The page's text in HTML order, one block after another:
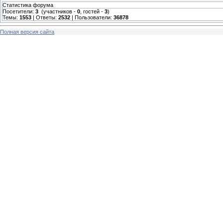
Статистика форума
Посетители: 3 (участников - 0 , гостей - 3)
Темы: 1553 | Ответы: 2532 | Пользователи: 36878
Полная версия сайта